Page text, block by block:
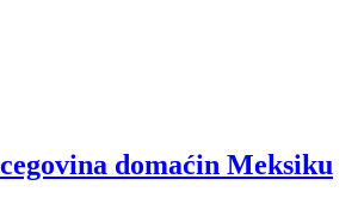
domaćin Meksiku